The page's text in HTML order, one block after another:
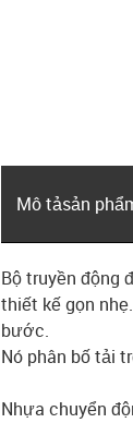
Mô tả­sản
Bộ truyền động
thiết kế gọn
bước.
Nó phân bố tải
Nhựa chuyển